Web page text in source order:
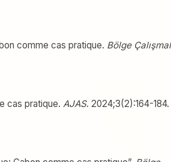
comme cas pratique. Bölge
cas pratique. AJAS. 2024;3(2):164-184.